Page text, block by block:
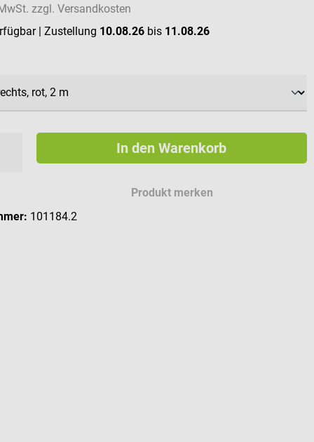
zzgl. Versandkosten
| Zustellung 10.08.26 bis 11.08.26
In den Warenkorb
Produkt merken
101184.2